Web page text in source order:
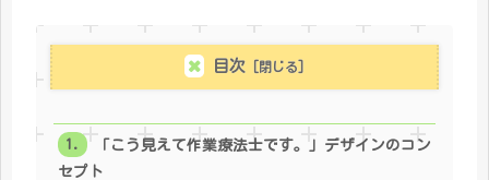
目次
「こう見えて作業療法士です。」デザインのコン
セプト